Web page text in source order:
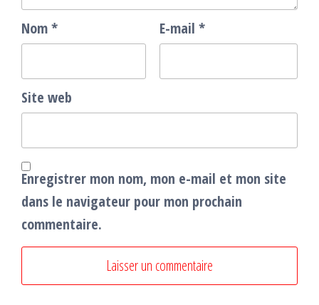
Nom* E-mail *
Site web
Enregistrer mon nom, mon e-mail et mon site
dans le navigateur pour mon prochain
commentaire.